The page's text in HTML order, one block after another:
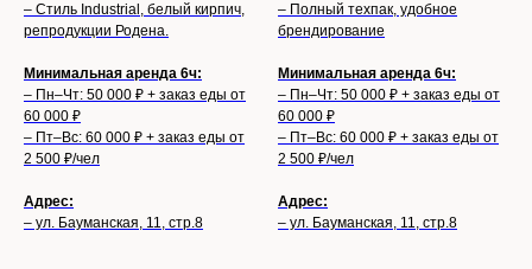
– Стиль Industrial, белый кирпич,
репродукции Родена.
Минимальная аренда 6ч:
– Пн–Чт: 50 000 ₽ + заказ еды от
60 000 ₽
– Пт–Вс: 60 000 ₽ + заказ еды от
2 500 ₽/чел
Адрес:
– ул. Бауманская, 11, стр.8
– Полный техпак, удобное
брендирование
Минимальная аренда 6ч:
– Пн–Чт: 50 000 ₽ + заказ еды от
60 000 ₽
– Пт–Вс: 60 000 ₽ + заказ еды от
2 500 ₽/чел
Адрес:
– ул. Бауманская, 11, стр.8